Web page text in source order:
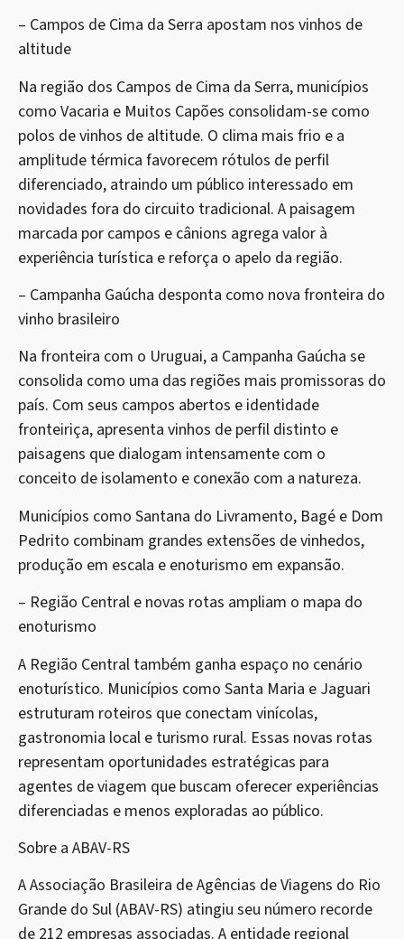
– Campos de Cima da Serra apostam nos vinhos de
altitude
Na região dos Campos de Cima da Serra, municípios
como Vacaria e Muitos Capões consolidam-se como
polos de vinhos de altitude. O clima mais frio e a
amplitude térmica favorecem rótulos de perfil
diferenciado, atraindo um público interessado em
novidades fora do circuito tradicional. A paisagem
marcada por campos e cânions agrega valor à
experiência turística e reforça o apelo da região.
– Campanha Gaúcha desponta como nova fronteira do
vinho brasileiro
Na fronteira com o Uruguai, a Campanha Gaúcha se
consolida como uma das regiões mais promissoras do
país. Com seus campos abertos e identidade
fronteiriça, apresenta vinhos de perfil distinto e
paisagens que dialogam intensamente com o
conceito de isolamento e conexão com a natureza.
Municípios como Santana do Livramento, Bagé e Dom
Pedrito combinam grandes extensões de vinhedos,
produção em escala e enoturismo em expansão.
– Região Central e novas rotas ampliam o mapa do
enoturismo
A Região Central também ganha espaço no cenário
enoturístico. Municípios como Santa Maria e Jaguari
estruturam roteiros que conectam vinícolas,
gastronomia local e turismo rural. Essas novas rotas
representam oportunidades estratégicas para
agentes de viagem que buscam oferecer experiências
diferenciadas e menos exploradas ao público.
Sobre a ABAV-RS
A Associação Brasileira de Agências de Viagens do Rio
Grande do Sul (ABAV-RS) atingiu seu número recorde
de 212 empresas associadas. A entidade regional